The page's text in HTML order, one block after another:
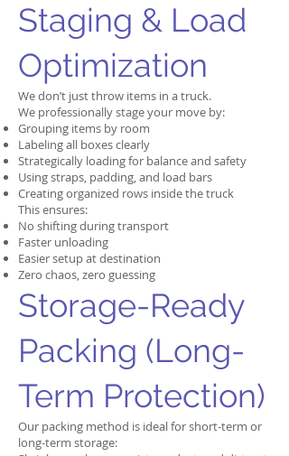
Staging & Load
Optimization
We don’t just throw items in a truck.
We professionally stage your move by:
Grouping items by room
Labeling all boxes clearly
Strategically loading for balance and safety
Using straps, padding, and load bars
Creating organized rows inside the truck
This ensures:
No shifting during transport
Faster unloading
Easier setup at destination
Zero chaos, zero guessing
Storage-Ready
Packing (Long-
Term Protection)
Our packing method is ideal for short-term or
long-term storage: